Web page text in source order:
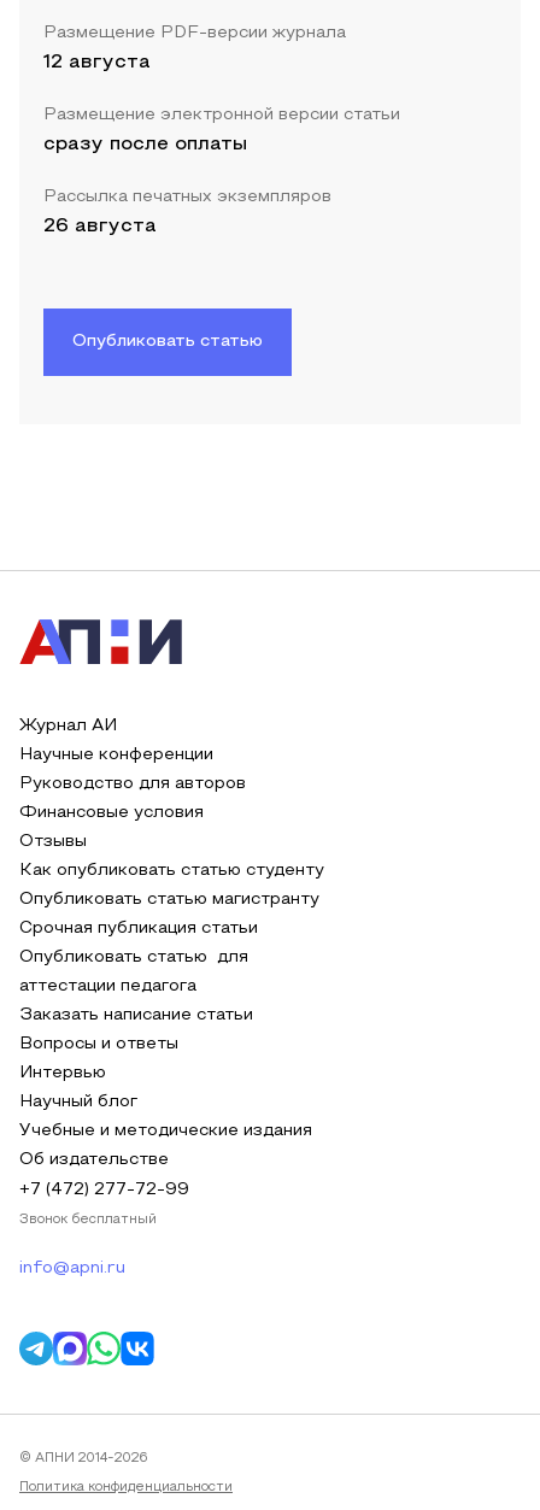
Размещение PDF-версии журнала
12 августа
Размещение электронной версии статьи
сразу после оплаты
Рассылка печатных экземпляров
26 августа
Опубликовать статью
Журнал АИ
Научные конференции
Руководство для авторов
Финансовые условия
Отзывы
Как опубликовать статью студенту
Опубликовать статью магистранту
Срочная публикация статьи
Опубликовать статью для
аттестации педагога
Заказать написание статьи
Вопросы и ответы
Интервью
Научный блог
Учебные и методические издания
Об издательстве
+7 (472) 277-72-99
Звонок бесплатный
info@apni.ru
© АПНИ 2014-2026
Политика конфиденциальности